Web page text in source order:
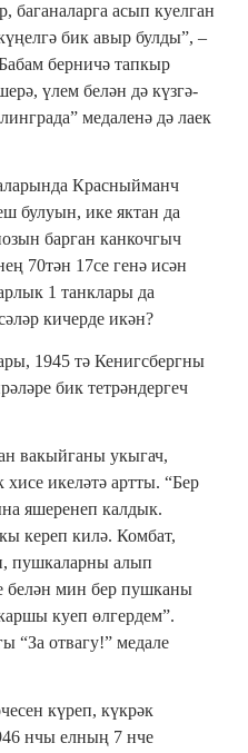
баганаларга асып куелган
бик авыр булды”, –
берничә тапкыр
үлем белән дә күзгә-
медаленә дә лаек
Красныйманч
булуын, ике яктан да
барган канкочгыч
70тән 17се генә исән
1 танклары да
кичерде икән?
1945 тә Кенигсбергны
бик тетрәндергеч
вакыйганы укыгач,
икеләтә артты. “Бер
яшеренеп калдык.
кереп килә. Комбат,
пушкаларны алып
белән мин бер пушканы
куеп өлгердем”.
“За отвагу!” медале
күреп, күкрәк
нчы елның 7 нче